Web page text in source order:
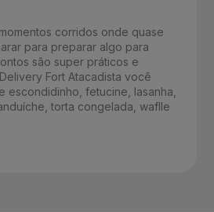
corridos onde quase
para preparar algo para
são super práticos e
Fort Atacadista você
escondidinho, fetucine, lasanha,
torta congelada, waflle